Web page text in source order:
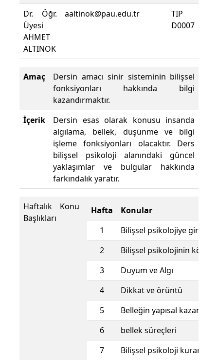
Dr. Öğr.
Üyesi
AHMET
ALTINOK
aaltinok@pau.edu.tr
TIP
D0007
Amaç
Dersin amacı sinir sisteminin bilişsel
fonksiyonları hakkında bilgi
kazandırmaktır.
İçerik
Dersin esas olarak konusu insanda
algılama, bellek, düşünme ve bilgi
işleme fonksiyonları olacaktır. Ders
bilişsel psikoloji alanındaki güncel
yaklaşımlar ve bulgular hakkında
farkındalık yaratır.
Haftalık Konu
Başlıkları
Hafta
Konular
1
Bilişsel psikolojiye giriş
2
Bilişsel psikolojinin
3
Duyum ve Algı
4
Dikkat ve örüntü
5
Belleğin yapısal kazanımı
6
bellek süreçleri
7
Bilişsel psikoloji kuramlar